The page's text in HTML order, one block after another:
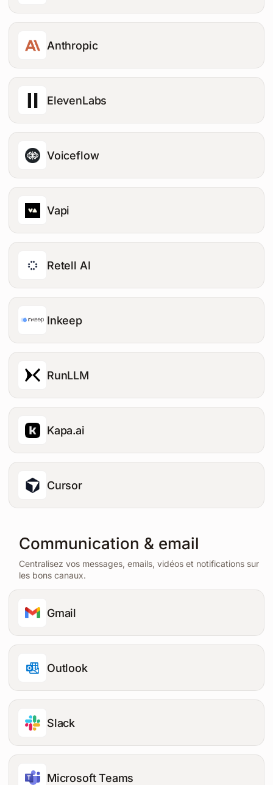
Anthropic
ElevenLabs
Voiceflow
Vapi
Retell AI
Inkeep
RunLLM
Kapa.ai
Cursor
Communication & email
Centralisez vos messages, emails, vidéos et notifications sur
les bons canaux.
Gmail
Outlook
Slack
Microsoft Teams